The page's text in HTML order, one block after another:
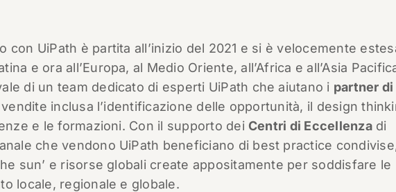
con UiPath è partita all’inizio del 2021 e si è velocemente
e ora all’Europa, al Medio Oriente, all’Africa e all’Asia
di un team dedicato di esperti UiPath che aiutano i partner di
inclusa l’identificazione delle opportunità, il design
e le formazioni. Con il supporto dei Centri di Eccellenzadi
che vendono UiPath beneficiano di best practice
sun’ e risorse globali create appositamente per soddisfare le
locale, regionale e globale.